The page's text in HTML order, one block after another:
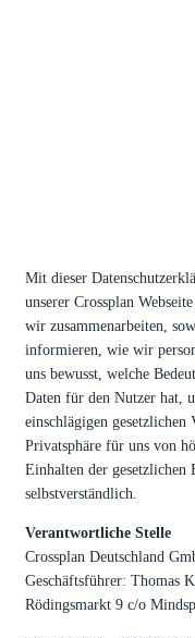
Mit dieser
unserer Crossplan
wir zusammenarbeiten,
informieren, wie wir
uns bewusst, welche
Daten für den Nutzer hat,
einschlägigen
Privatsphäre für uns von
Einhalten der gesetzlichen
selbstverständlich.
Verantwortliche Stelle
Crossplan Deutschland
Geschäftsführer: Thomas
Rödingsmarkt 9 c/o